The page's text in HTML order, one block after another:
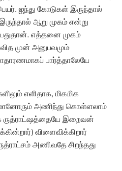
ஐந்து கோடுகள் இருந்தால்
ஆறு முகம் என்று
எத்தனை முகம்
முன் அனுபவமும்
பார்த்தாலேயே
எளிதாக, மிகமிக
அணிந்து கொள்ளலாம்
ருத்ராட்ஷத்தையே இறைவன்
விளைவிக்கிறார்
அணிவதே சிறந்தது